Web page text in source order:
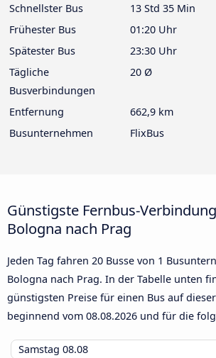
Schnellster Bus
13 Std 35 Min
Frühester Bus
01:20 Uhr
Spätester Bus
23:30 Uhr
Tägliche
Busverbindungen
20 Ø
Entfernung
662,9 km
Busunternehmen
FlixBus
Günstigste Fernbus-
Bologna nach Prag
Jeden Tag fahren 20 Busse von 1
Bologna nach Prag. In der Tabelle unten
günstigsten Preise für einen Bus auf
beginnend vom 08.08.2026 und für die
Samstag 08.08